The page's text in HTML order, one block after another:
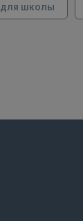
для школы